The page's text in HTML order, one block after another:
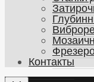
Контакты